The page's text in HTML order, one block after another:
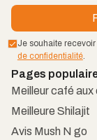
Je souhaite
de confidentialité.
Pages
Meilleur café aux
Meilleure Shilajit
Avis Mush N go